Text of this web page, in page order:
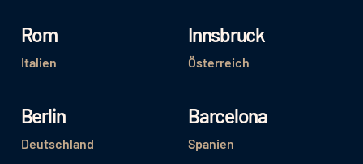
Rom
Italien
Innsbruck
Österreich
Berlin
Deutschland
Barcelona
Spanien